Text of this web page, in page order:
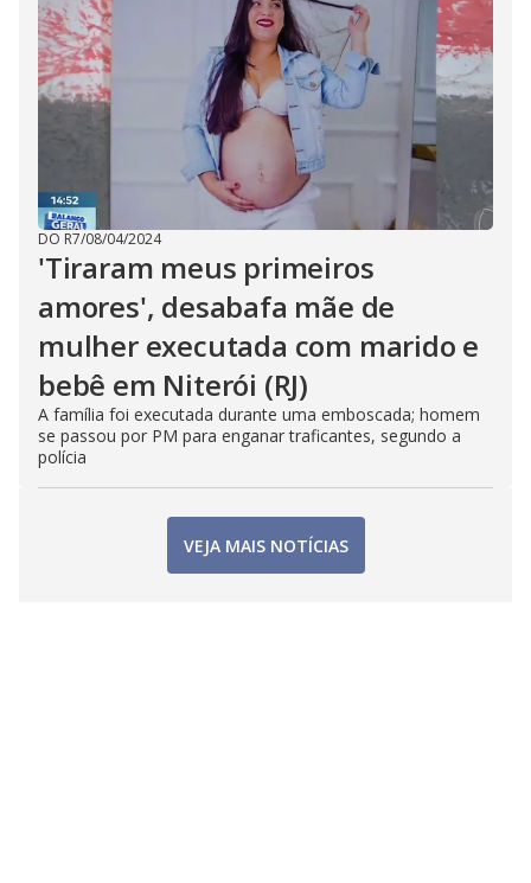
DO R7/08/04/2024
'Tiraram meus primeiros
amores', desabafa mãe de
mulher executada com marido e
bebê em Niterói (RJ)
A família foi executada durante uma emboscada; homem
se passou por PM para enganar traficantes, segundo a
polícia
VEJA MAIS NOTÍCIAS